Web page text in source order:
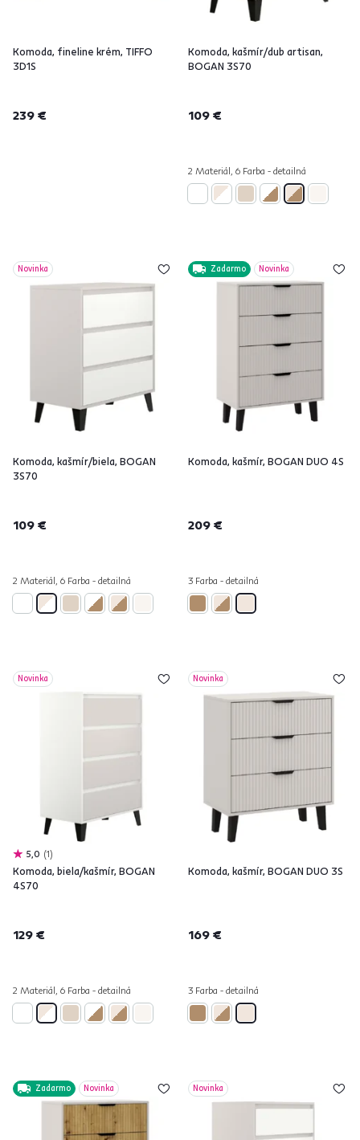
Komoda, fineline krém, TIFFO
3D1S
239 €
Komoda, kašmír/dub artisan,
BOGAN 3S70
109 €
2 Materiál, 6 Farba - detailná
Novinka
Komoda, kašmír/biela, BOGAN
3S70
109 €
2 Materiál, 6 Farba - detailná
Zadarmo Novinka
Komoda, kašmír, BOGAN DUO 4S
209 €
3 Farba - detailná
Novinka
5,0 1
Komoda, biela/kašmír, BOGAN
4S70
129 €
2 Materiál, 6 Farba - detailná
Novinka
Komoda, kašmír, BOGAN DUO 3S
169 €
3 Farba - detailná
Zadarmo Novinka Novinka